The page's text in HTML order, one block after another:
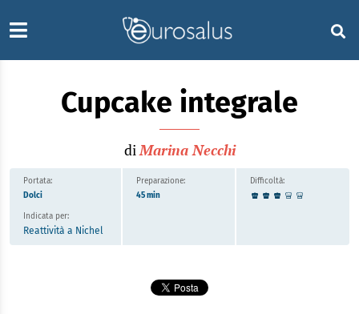
Cupcake integrale
diMarina Necchi
Portata:
Dolci
Indicata per:
Reattività a Nichel
Preparazione:
45 min
Difficoltà: